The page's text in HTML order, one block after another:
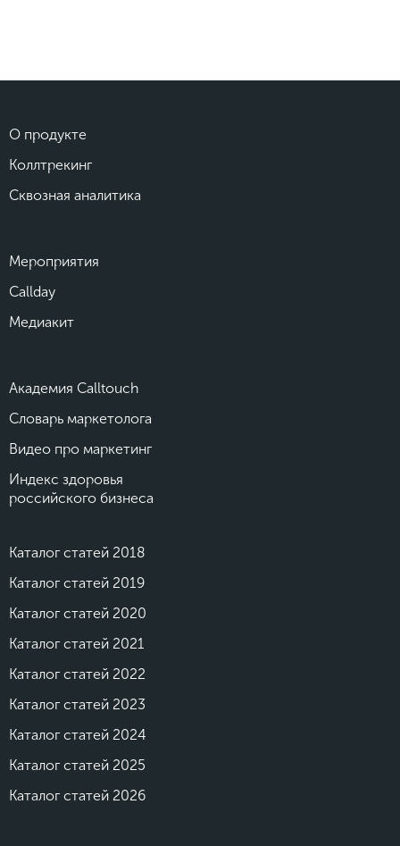
О продукте
Коллтрекинг
Сквозная аналитика
Мероприятия
Callday
Медиакит
Академия Calltouch
Словарь маркетолога
Видео про маркетинг
Индекс здоровья
российского бизнеса
Каталог статей 2018
Каталог статей 2019
Каталог статей 2020
Каталог статей 2021
Каталог статей 2022
Каталог статей 2023
Каталог статей 2024
Каталог статей 2025
Каталог статей 2026